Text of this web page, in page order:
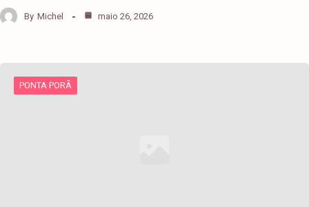
By Michel maio 26, 2026
PONTA PORÃ